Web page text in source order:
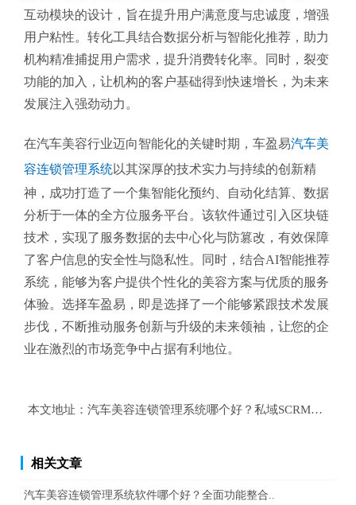
互动模块的设计，旨在提升用户满意度与忠诚度，增强
用户粘性。转化工具结合数据分析与智能化推荐，助力
机构精准捕捉用户需求，提升消费转化率。同时，裂变
功能的加入，让机构的客户基础得到快速增长，为未来
发展注入强劲动力。
在汽车美容行业迈向智能化的关键时期，车盈易汽车美
容连锁管理系统以其深厚的技术实力与持续的创新精
神，成功打造了一个集智能化预约、自动化结算、数据
分析于一体的全方位服务平台。该软件通过引入区块链
技术，实现了服务数据的去中心化与防篡改，有效保障
了客户信息的安全性与隐私性。同时，结合AI智能推荐
系统，能够为客户提供个性化的美容方案与优质的服务
体验。选择车盈易，即是选择了一个能够紧跟技术发展
步伐，不断推动服务创新与升级的未来领袖，让您的企
业在激烈的市场竞争中占据有利地位。
本文地址： 汽车美容连锁管理系统哪个好？私域SCRM客户分
相关文章
汽车美容连锁管理系统软件哪个好？全面功能整合..